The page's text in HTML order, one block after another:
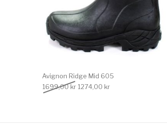
Avignon Ridge Mid 605
1699,00kr Det ursprungliga priset var:
1274,00 krDet nuvarande